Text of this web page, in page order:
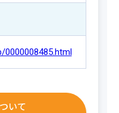
0000008485.html
いて